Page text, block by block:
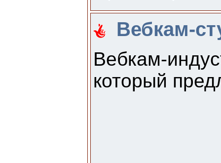
Вебкам-
Вебкам-
который